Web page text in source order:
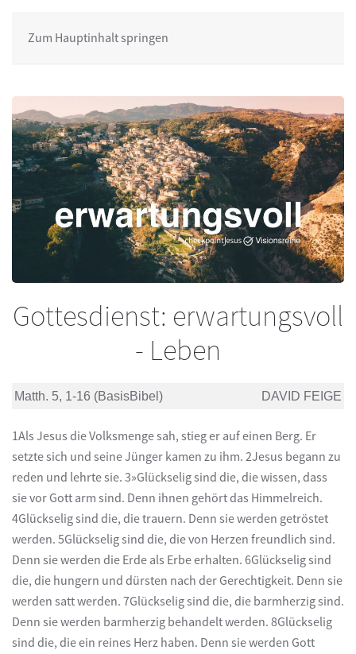
Zum Hauptinhalt springen
Gottesdienst: erwartungsvoll
- Leben
Matth. 5, 1-16 (BasisBibel) DAVID FEIGE
1Als Jesus die Volksmenge sah, stieg er auf einen Berg. Er
setzte sich und seine Jünger kamen zu ihm. 2Jesus begann zu
reden und lehrte sie. 3»Glückselig sind die, die wissen, dass
sie vor Gott arm sind. Denn ihnen gehört das Himmelreich.
4Glückselig sind die, die trauern. Denn sie werden getröstet
werden. 5Glückselig sind die, die von Herzen freundlich sind.
Denn sie werden die Erde als Erbe erhalten. 6Glückselig sind
die, die hungern und dürsten nach der Gerechtigkeit. Denn sie
werden satt werden. 7Glückselig sind die, die barmherzig sind.
Denn sie werden barmherzig behandelt werden. 8Glückselig
sind die, die ein reines Herz haben. Denn sie werden Gott